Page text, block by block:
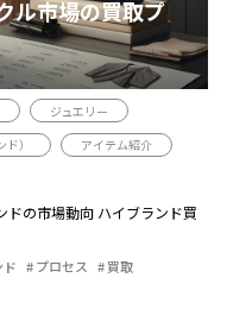
ル市場の買取プ
ジュエリー
）
アイテム紹介
ドの市場動向 ハイブランド買
プロセス
買取